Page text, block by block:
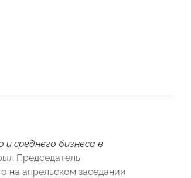
и среднего бизнеса в
Председатель
на апрельском заседании